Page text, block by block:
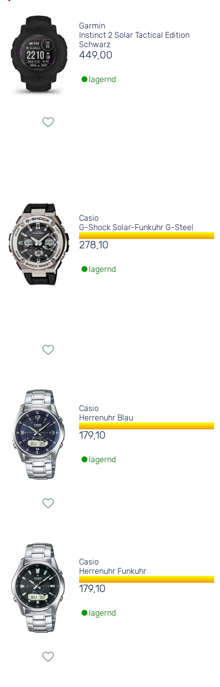
Garmin
Instinct 2 Solar Tactical Edition
Schwarz
449,00
lagernd
Casio
G-Shock Solar-Funkuhr G-Steel
278,10
lagernd
Casio
Herrenuhr Blau
179,10
lagernd
Casio
Herrenuhr Funkuhr
179,10
lagernd